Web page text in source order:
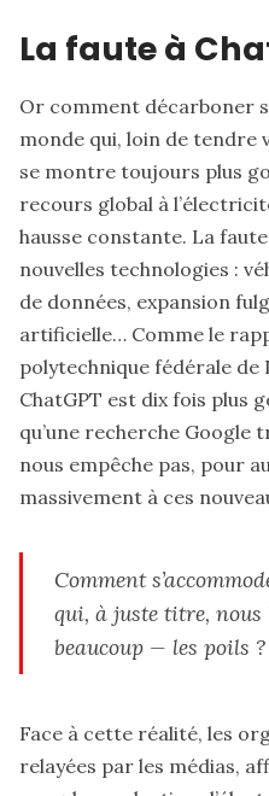
La faute à
Or comment décarboner
monde qui, loin de tendre
se montre toujours plus
recours global à
hausse constante. La
nouvelles technologies :
de données, expansion
artificielle… Comme le
polytechnique fédérale de
ChatGPT est dix fois plus
qu’une recherche Google
nous empêche pas, pour
massivement à ces
Comment
qui, à juste titre,
beaucoup — les poils ?
Face à cette réalité, les
relayées par les médias,